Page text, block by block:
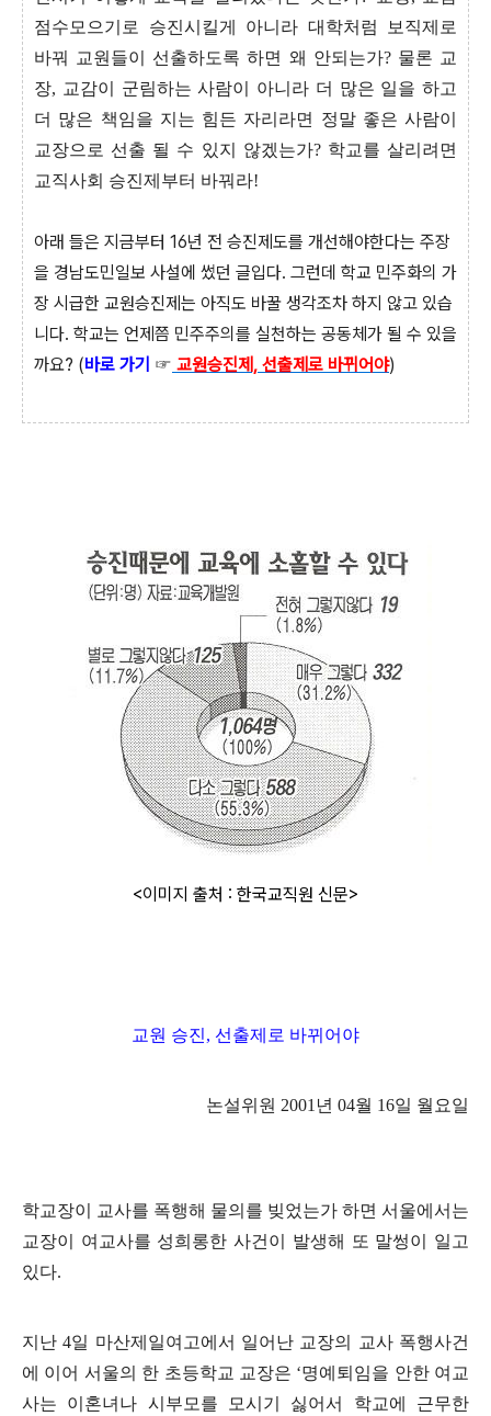
점수모으기로 승진시킬게 아니라 대학처럼 보직제로
바꿔 교원들이 선출하도록 하면 왜 안되는가? 물론 교
장, 교감이 군림하는 사람이 아니라 더 많은 일을 하고
더 많은 책임을 지는 힘든 자리라면 정말 좋은 사람이
교장으로 선출 될 수 있지 않겠는가? 학교를 살리려면
교직사회 승진제부터 바꿔라!
아래 들은 지금부터 16년 전 승진제도를 개선해야한다는 주장
을 경남도민일보 사설에 썼던 글입다. 그런데 학교 민주화의 가
장 시급한 교원승진제는 아직도 바꿀 생각조차 하지 않고 있습
니다. 학교는 언제쯤 민주주의를 실천하는 공동체가 될 수 있을
까요? (바로 가기 ☞ 교원승진제, 선출제로 바뀌어야)
<이미지 출처 : 한국교직원 신문>
교원 승진, 선출제로 바뀌어야
논설위원 2001 년 04월 16일 월요일
학교장이 교사를 폭행해 물의를 빚었는가 하면 서울에서는
교장이 여교사를 성희롱한 사건이 발생해 또 말썽이 일고
있다.
지난4일 마산제일여고에서 일어난 교장의 교사 폭행사건
에 이어 서울의 한 초등학교 교장은 ‘명예퇴임을 안한 여교
사는 이혼녀나 시부모를 모시기 싫어서 학교에 근무한